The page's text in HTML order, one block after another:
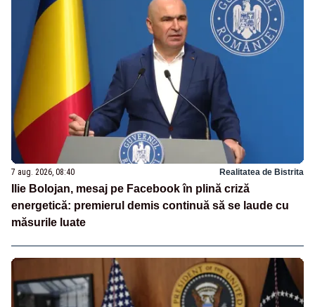
7 aug. 2026, 08:40 Realitatea de Bistrita
Ilie Bolojan, mesaj pe Facebook în plină criză
energetică: premierul demis continuă să se laude cu
măsurile luate